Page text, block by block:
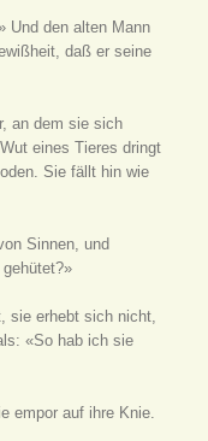
Und den alten Mann
daß er seine
an dem sie sich
eines Tieres dringt
Sie fällt hin wie
Sinnen, und
sie erhebt sich nicht,
«So hab ich sie
empor auf ihre Knie.